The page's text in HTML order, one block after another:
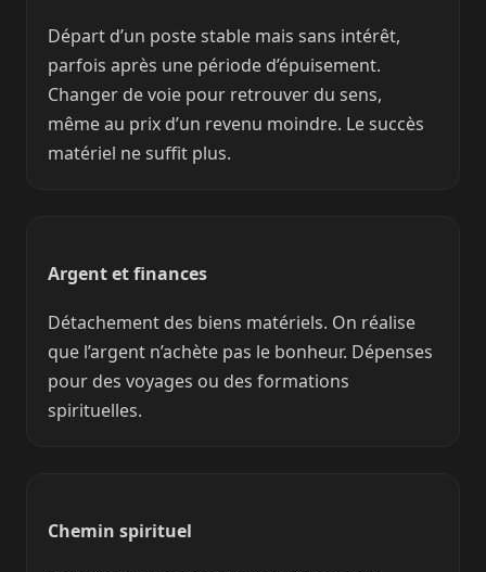
Départ d’un poste stable mais sans intérêt,
parfois après une période d’épuisement.
Changer de voie pour retrouver du sens,
même au prix d’un revenu moindre. Le succès
matériel ne suffit plus.
Argent et finances
Détachement des biens matériels. On réalise
que l’argent n’achète pas le bonheur. Dépenses
pour des voyages ou des formations
spirituelles.
Chemin spirituel